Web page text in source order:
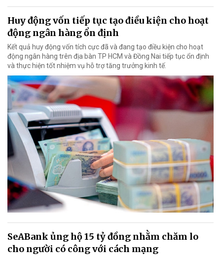
Huy động vốn tiếp tục tạo điều kiện cho hoạt
động ngân hàng ổn định
Kết quả huy động vốn tích cực đã và đang tạo điều kiện cho hoạt
động ngân hàng trên địa bàn TP HCM và Đồng Nai tiếp tục ổn định
và thực hiện tốt nhiệm vụ hỗ trợ tăng trưởng kinh tế.
SeABank ủng hộ 15 tỷ đồng nhằm chăm lo
cho người có công với cách mạng